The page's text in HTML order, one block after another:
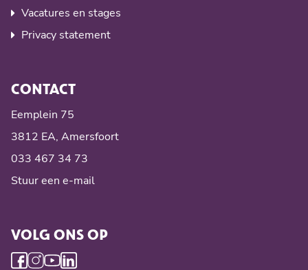
Vacatures en stages
Privacy statement
CONTACT
Eemplein 75
3812 EA, Amersfoort
033 467 34 73
Stuur een e-mail
VOLG ONS OP